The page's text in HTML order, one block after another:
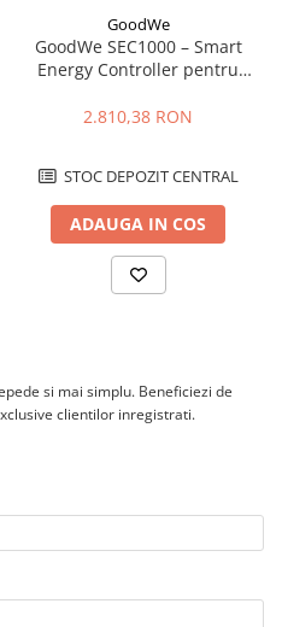
GoodWe
GoodWe SEC1000 – Smart
Energy Controller pentru
inteligente
2.810,38 RON
STOC DEPOZIT CENTRAL
ADAUGA IN COS
si mai simplu. Beneficiezi de
clientilor inregistrati.